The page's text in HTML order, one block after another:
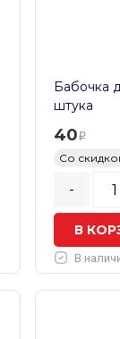
Бабочка
штука
40
Со
-
В
В